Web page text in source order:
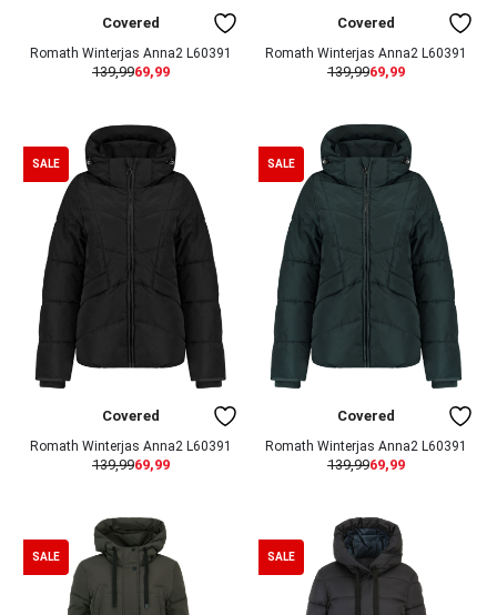
Covered
Romath Winterjas Anna2 L60391
139,9969,99
Covered
Romath Winterjas Anna2 L60391
139,9969,99
SALE
Covered
Romath Winterjas Anna2 L60391
139,9969,99
SALE
Covered
Romath Winterjas Anna2 L60391
139,9969,99
SALE SALE